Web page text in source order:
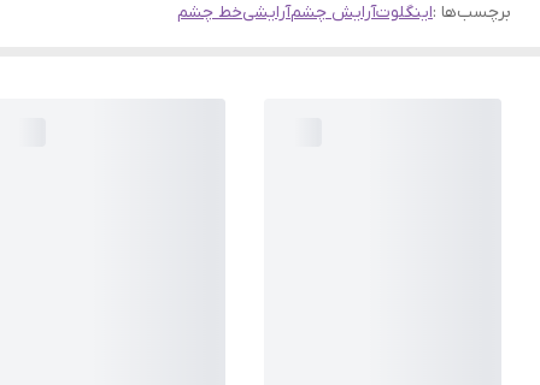
برچسب‌ها :اینگلوتآرایش چشمآرایشیخط چشم